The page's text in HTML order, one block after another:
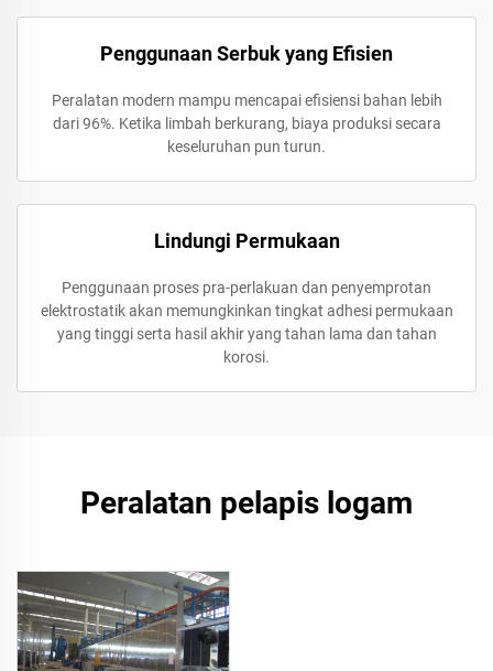
Penggunaan Serbuk yang Efisien
Peralatan modern mampu mencapai efisiensi bahan lebih
dari 96%. Ketika limbah berkurang, biaya produksi secara
keseluruhan pun turun.
Lindungi Permukaan
Penggunaan proses pra-perlakuan dan penyemprotan
elektrostatik akan memungkinkan tingkat adhesi permukaan
yang tinggi serta hasil akhir yang tahan lama dan tahan
korosi.
Peralatan pelapis logam